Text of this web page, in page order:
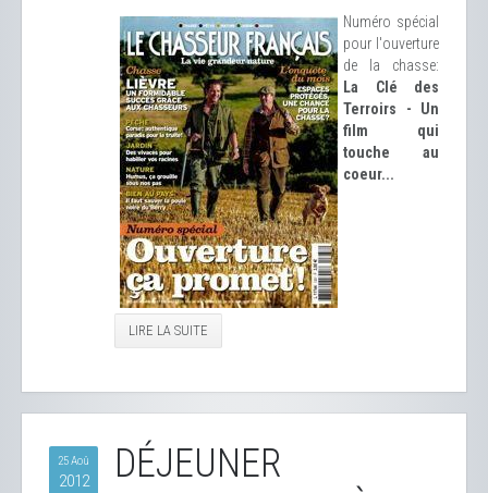
Numéro spécial
pour l'ouverture
de la chasse:
La Clé des
Terroirs - Un
film qui
touche au
coeur...
LIRE LA SUITE
25 Aoû
2012
DÉJEUNER